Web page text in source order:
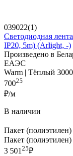
039022(1)
Светодиодная
IP20, 5m) (Arlight, -)
Произведено в
ЕАЭС
Warm | Тёплый
70025
₽/м
В наличии
Пакет
Пакет
3 50125₽